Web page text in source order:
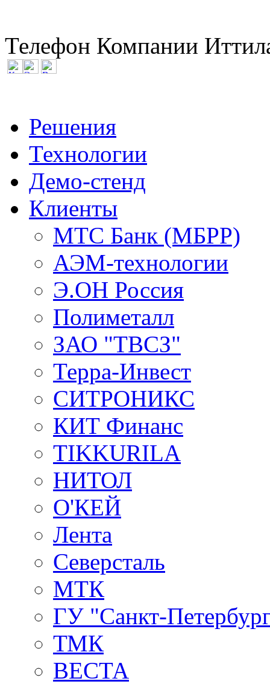
Телефон Компании
Решения
Технологии
Демо-стенд
Клиенты
МТС Банк (МБРР)
АЭМ-технологии
Э.ОН Россия
Полиметалл
ЗАО "ТВСЗ"
Терра-Инвест
СИТРОНИКС
КИТ Финанс
TIKKURILA
НИТОЛ
О'КЕЙ
Лента
Северсталь
МТК
ГУ "Санкт-
ТМК
ВЕСТА